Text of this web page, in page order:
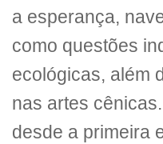
a esperança,
como questões
ecológicas, além
nas artes
desde a primeira